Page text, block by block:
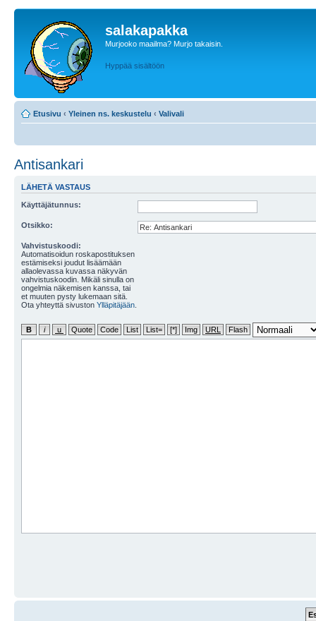
salakapakka
Murjooko maailma? Murjo takaisin.
Hyppää sisältöön
Etusivu ‹ Yleinen ns. keskustelu ‹ Valivali
Antisankari
LÄHETÄ VASTAUS
Käyttäjätunnus:
Otsikko:
Vahvistuskoodi:
Automatisoidun roskapostituksen
estämiseksi joudut lisäämään
allaolevassa kuvassa näkyvän
vahvistuskoodin. Mikäli sinulla on
ongelmia näkemisen kanssa, tai
et muuten pysty lukemaan sitä.
Ota yhteyttä sivuston Ylläpitäjään